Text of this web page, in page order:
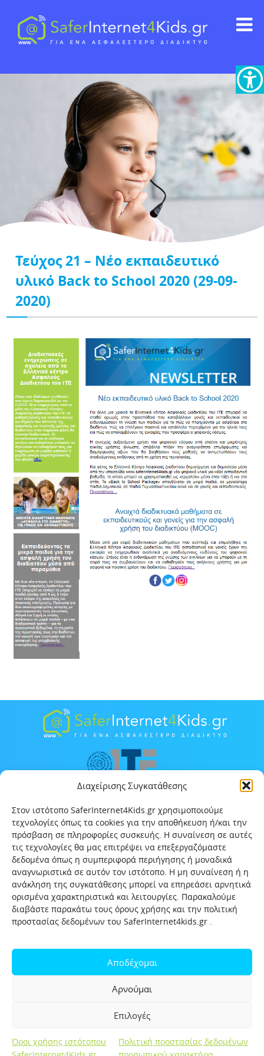
Διαχείρισης Συγκατάθεσης
Στον ιστότοπο SaferInternet4Kids.gr χρησιμοποιούμε
τεχνολογίες όπως τα cookies για την αποθήκευση ή/και την
πρόσβαση σε πληροφορίες συσκευής. Η συναίνεση σε αυτές
τις τεχνολογίες θα μας επιτρέψει να επεξεργαζόμαστε
δεδομένα όπως η συμπεριφορά περιήγησης ή μοναδικά
αναγνωριστικά σε αυτόν τον ιστότοπο. Η μη συναίνεση ή η
ανάκληση της συγκατάθεσης μπορεί να επηρεάσει αρνητικά
ορισμένα χαρακτηριστικά και λειτουργίες. Παρακαλούμε
διαβάστε παρακάτω τους όρους χρήσης και την πολιτική
προστασίας δεδομένων του SaferInternet4kids.gr .
Αποδέχομαι
Αρνούμαι
Επιλογές
Όροι χρήσης ιστότοπου Πολιτική προστασίας δεδομένων
Τεύχος 21 – Νέο εκπαιδευτικό
υλικό Back to School 2020 (29-09-
2020)
Πολιτική προστασίας δεδομένων
Πολιτική Προστασίας Παιδιών και Εφήβων
Όροι χρήσης
Help-Line
Σελίδα αναφορών για παιδιά